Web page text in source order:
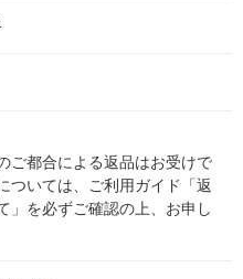
ご都合による返品はお受けで
ついては、ご利用ガイド「返
」を必ずご確認の上、お申し